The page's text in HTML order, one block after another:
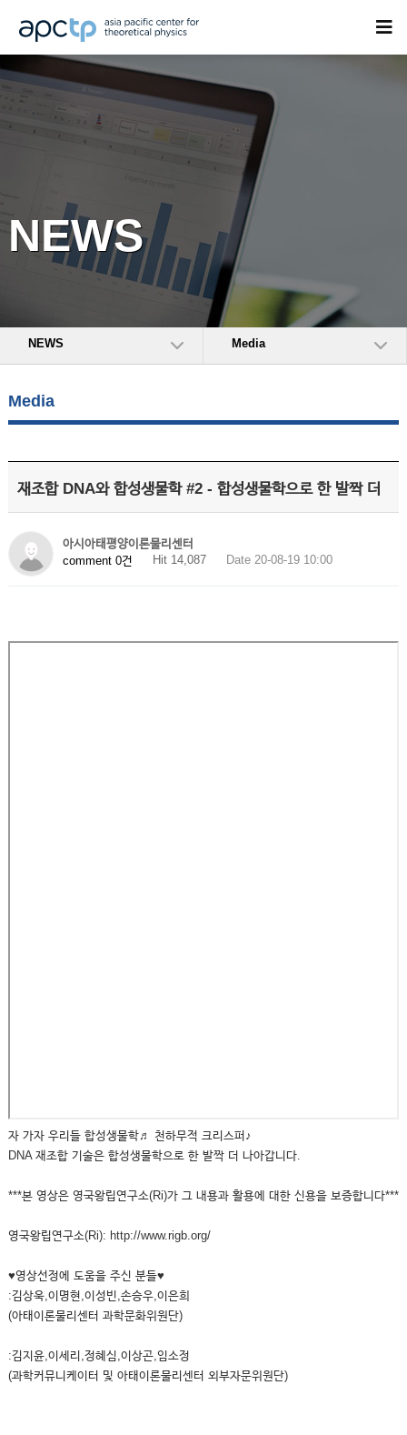
NEWS
NEWS Media
Media
재조합 DNA와 합성생물학 #2 - 합성생물학으로 한 발짝 더
아시아태평양이론물리센터
comment 0건
Hit 14,087 Date 20-08-19 10:00
자 가자 우리들 합성생물학♬ 천하무적 크리스퍼♪
DNA 재조합 기술은 합성생물학으로 한 발짝 더 나아갑니다.
***본 영상은 영국왕립연구소(Ri)가 그 내용과 활용에 대한 신용을 보증합니다***
영국왕립연구소(Ri): http://www.rigb.org/
♥영상선정에 도움을 주신 분들♥
:김상욱,이명현,이성빈,손승우,이은희
(아태이론물리센터 과학문화위원단)
:김지윤,이세리,정혜심,이상곤,임소정
(과학커뮤니케이터 및 아태이론물리센터 외부자문위원단)